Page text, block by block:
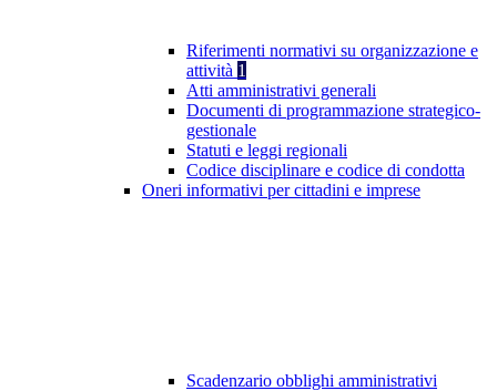
Riferimenti normativi su organizzazione e
attività 1
Atti amministrativi generali
Documenti di programmazione strategico-
gestionale
Statuti e leggi regionali
Codice disciplinare e codice di condotta
Oneri informativi per cittadini e imprese
Scadenzario obblighi amministrativi